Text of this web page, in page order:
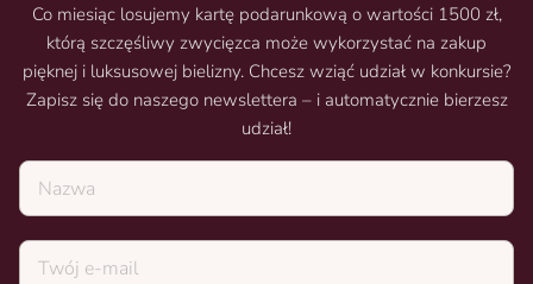
Co miesiąc losujemy kartę podarunkową o wartości 1500 zł,
którą szczęśliwy zwycięzca może wykorzystać na zakup
pięknej i luksusowej bielizny. Chcesz wziąć udział w konkursie?
Zapisz się do naszego newslettera – i automatycznie bierzesz
udział!
Nazwa